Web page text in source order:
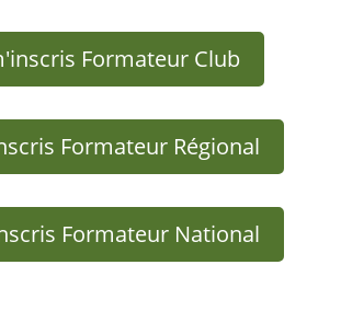
Formateur Club
Formateur Régional
Formateur National